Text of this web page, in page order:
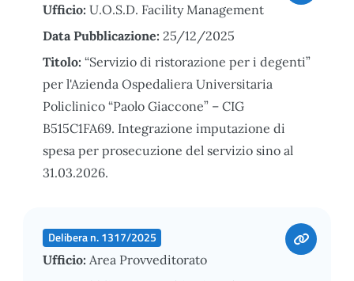
Ufficio: U.O.S.D. Facility Management
Data Pubblicazione: 25/12/2025
Titolo: “Servizio di ristorazione per i degenti”
per l'Azienda Ospedaliera Universitaria
Policlinico “Paolo Giaccone” – CIG
B515C1FA69. Integrazione imputazione di
spesa per prosecuzione del servizio sino al
31.03.2026.
Delibera n. 1317/2025
Ufficio: Area Provveditorato